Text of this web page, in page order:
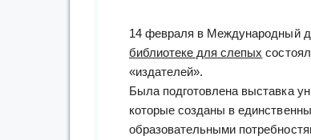
14 февраля в Международный
библиотеке для слепых
«издателей».
Была подготовлена выставка
которые созданы в
образовательными